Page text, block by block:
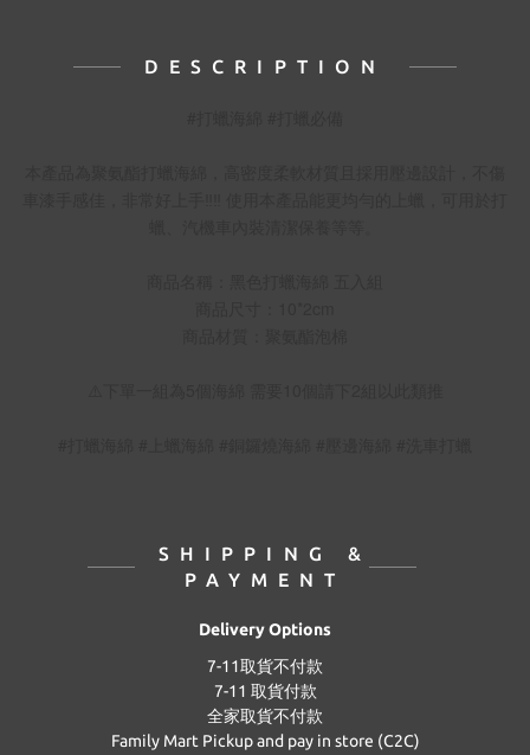
DESCRIPTION
SHIPPING &
PAYMENT
Delivery Options
7-11取貨不付款
7-11 取貨付款
全家取貨不付款
Family Mart Pickup and pay in store (C2C)